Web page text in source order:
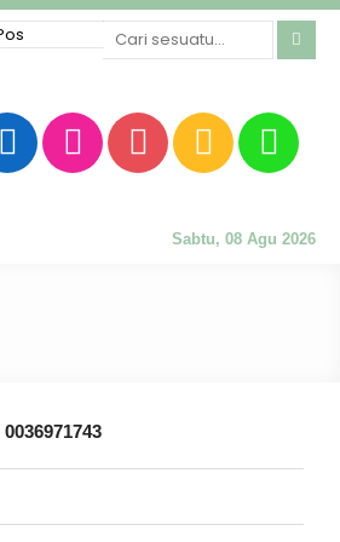
Sabtu, 08 Agu 2026
0036971743